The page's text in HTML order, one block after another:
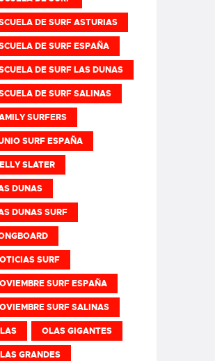
DE SURF ASTURIAS
DE SURF ESPAÑA
DE SURF LAS DUNAS
DE SURF SALINAS
SURFERS
SURF ESPAÑA
SLATER
DUNAS
DUNAS SURF
SURF
SURF ESPAÑA
SURF SALINAS
OLAS GIGANTES
GRANDES